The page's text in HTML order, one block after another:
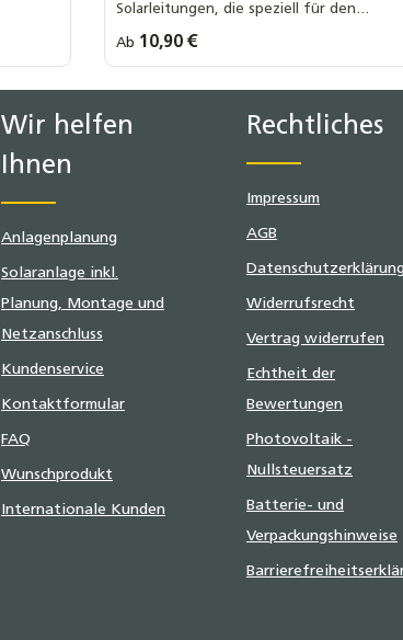
Solarleitungen, die speziell für den
Regulärer Preis:
Ab 10,90 €
Art Wellrohrverschraubung größen:
DN20 x 3/4 Zoll AG
Wir helfen
Ihnen
Anlagenplanung
Solaranlage inkl.
Planung, Montage und
Netzanschluss
Kundenservice
Kontaktformular
FAQ
Wunschprodukt
Internationale Kunden
Rechtliches
Impressum
AGB
Datenschutzerklärung
Widerrufsrecht
Vertrag widerrufen
Echtheit der
Bewertungen
Photovoltaik -
Nullsteuersatz
Batterie- und
Verpackungshinweise